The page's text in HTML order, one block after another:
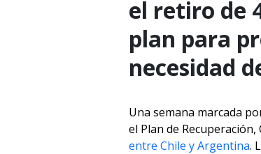
el retiro de
plan para
necesidad
Una semana marcada
el Plan de
entre Chile y Argentina.